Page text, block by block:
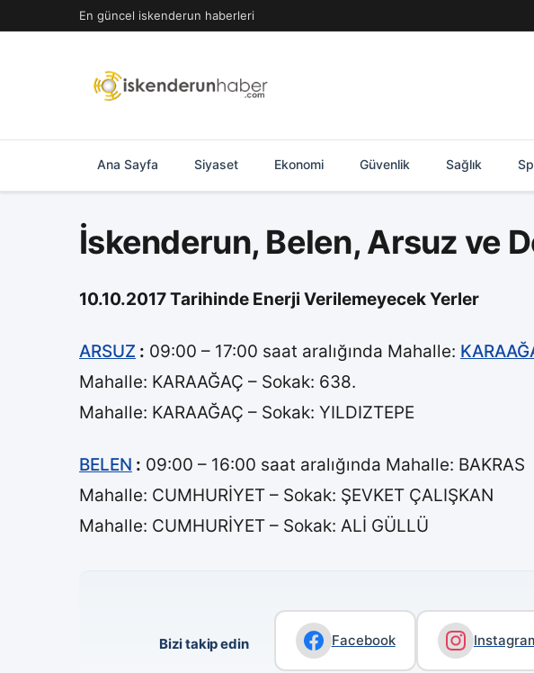
geç
En güncel iskenderun haberleri
Ana Sayfa Siyaset Ekonomi Güvenlik Sağlık
İskenderun, Belen, Arsuz ve
10.10.2017 Tarihinde Enerji Verilemeyecek Yerler
ARSUZ : 09:00 – 17:00 saat aralığında Mahalle:
Mahalle: KARAAĞAÇ – Sokak: 638.
Mahalle: KARAAĞAÇ – Sokak: YILDIZTEPE
BELEN : 09:00 – 16:00 saat aralığında Mahalle: BAKRAS
Mahalle: CUMHURİYET – Sokak: ŞEVKET ÇALIŞKAN
Mahalle: CUMHURİYET – Sokak: ALİ GÜLLÜ
Bizi takip edin Facebook